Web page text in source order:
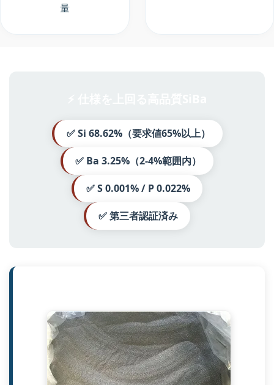
量
✅ Si 68.62%（要求値65%以上）
✅ Ba 3.25%（2-4%範囲内）
✅ S 0.001% / P 0.022%
✅ 第三者認証済み